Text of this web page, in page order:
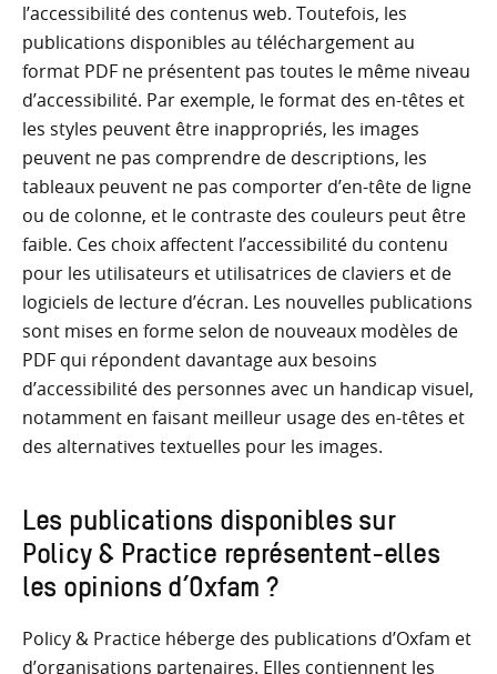
l’accessibilité des contenus web. Toutefois, les
publications disponibles au téléchargement au
format PDF ne présentent pas toutes le même niveau
d’accessibilité. Par exemple, le format des en-têtes et
les styles peuvent être inappropriés, les images
peuvent ne pas comprendre de descriptions, les
tableaux peuvent ne pas comporter d’en-tête de ligne
ou de colonne, et le contraste des couleurs peut être
faible. Ces choix affectent l’accessibilité du contenu
pour les utilisateurs et utilisatrices de claviers et de
logiciels de lecture d’écran. Les nouvelles publications
sont mises en forme selon de nouveaux modèles de
PDF qui répondent davantage aux besoins
d’accessibilité des personnes avec un handicap visuel,
notamment en faisant meilleur usage des en-têtes et
des alternatives textuelles pour les images.
Les publications disponibles sur
Policy & Practice représentent-elles
les opinions d’Oxfam ?
Policy & Practice héberge des publications d’Oxfam et
d’organisations partenaires. Elles contiennent les